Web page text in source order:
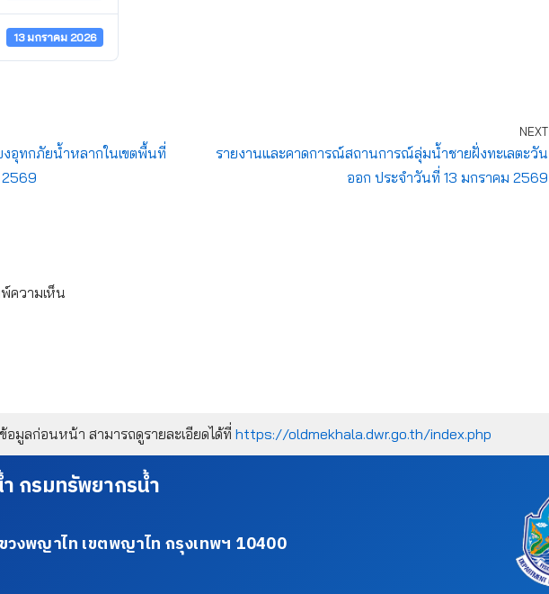
13 มกราคม 2026
อุทกภัยน้ำหลากในเขตพื้นที่
2569
NEXT
รายงานและคาดการณ์สถานการณ์ลุ่มน้ำชายฝั่งทะเลตะวัน
ออก ประจำวันที่ 13 มกราคม 2569
ความเห็น
อมูลก่อนหน้า สามารถดูรายละเอียดได้ที่ https://oldmekhala.dwr.go.th/index.php
กรมทรัพยากรน้ำ
งพญาไท เขตพญาไท กรุงเทพฯ 10400